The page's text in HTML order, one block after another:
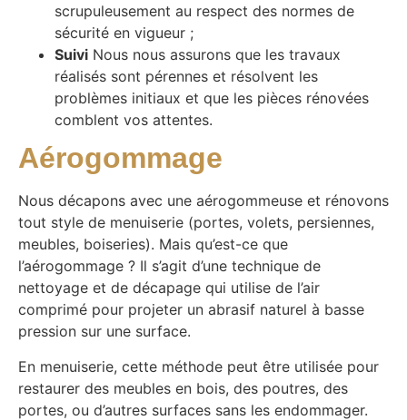
scrupuleusement au respect des normes de
sécurité en vigueur ;
Suivi Nous nous assurons que les travaux
réalisés sont pérennes et résolvent les
problèmes initiaux et que les pièces rénovées
comblent vos attentes.
Aérogommage
Nous décapons avec une aérogommeuse et rénovons
tout style de menuiserie (portes, volets, persiennes,
meubles, boiseries). Mais qu’est-ce que
l’aérogommage ? Il s’agit d’une technique de
nettoyage et de décapage qui utilise de l’air
comprimé pour projeter un abrasif naturel à basse
pression sur une surface.
En menuiserie, cette méthode peut être utilisée pour
restaurer des meubles en bois, des poutres, des
portes, ou d’autres surfaces sans les endommager.